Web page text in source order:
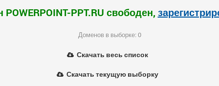
PPT.RU свободен,
Доменов в выборке: 0
Скачать весь список
Скачать текущую выборку